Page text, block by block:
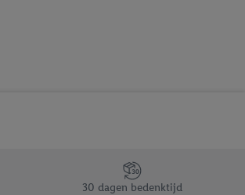
30 dagen bedenktijd